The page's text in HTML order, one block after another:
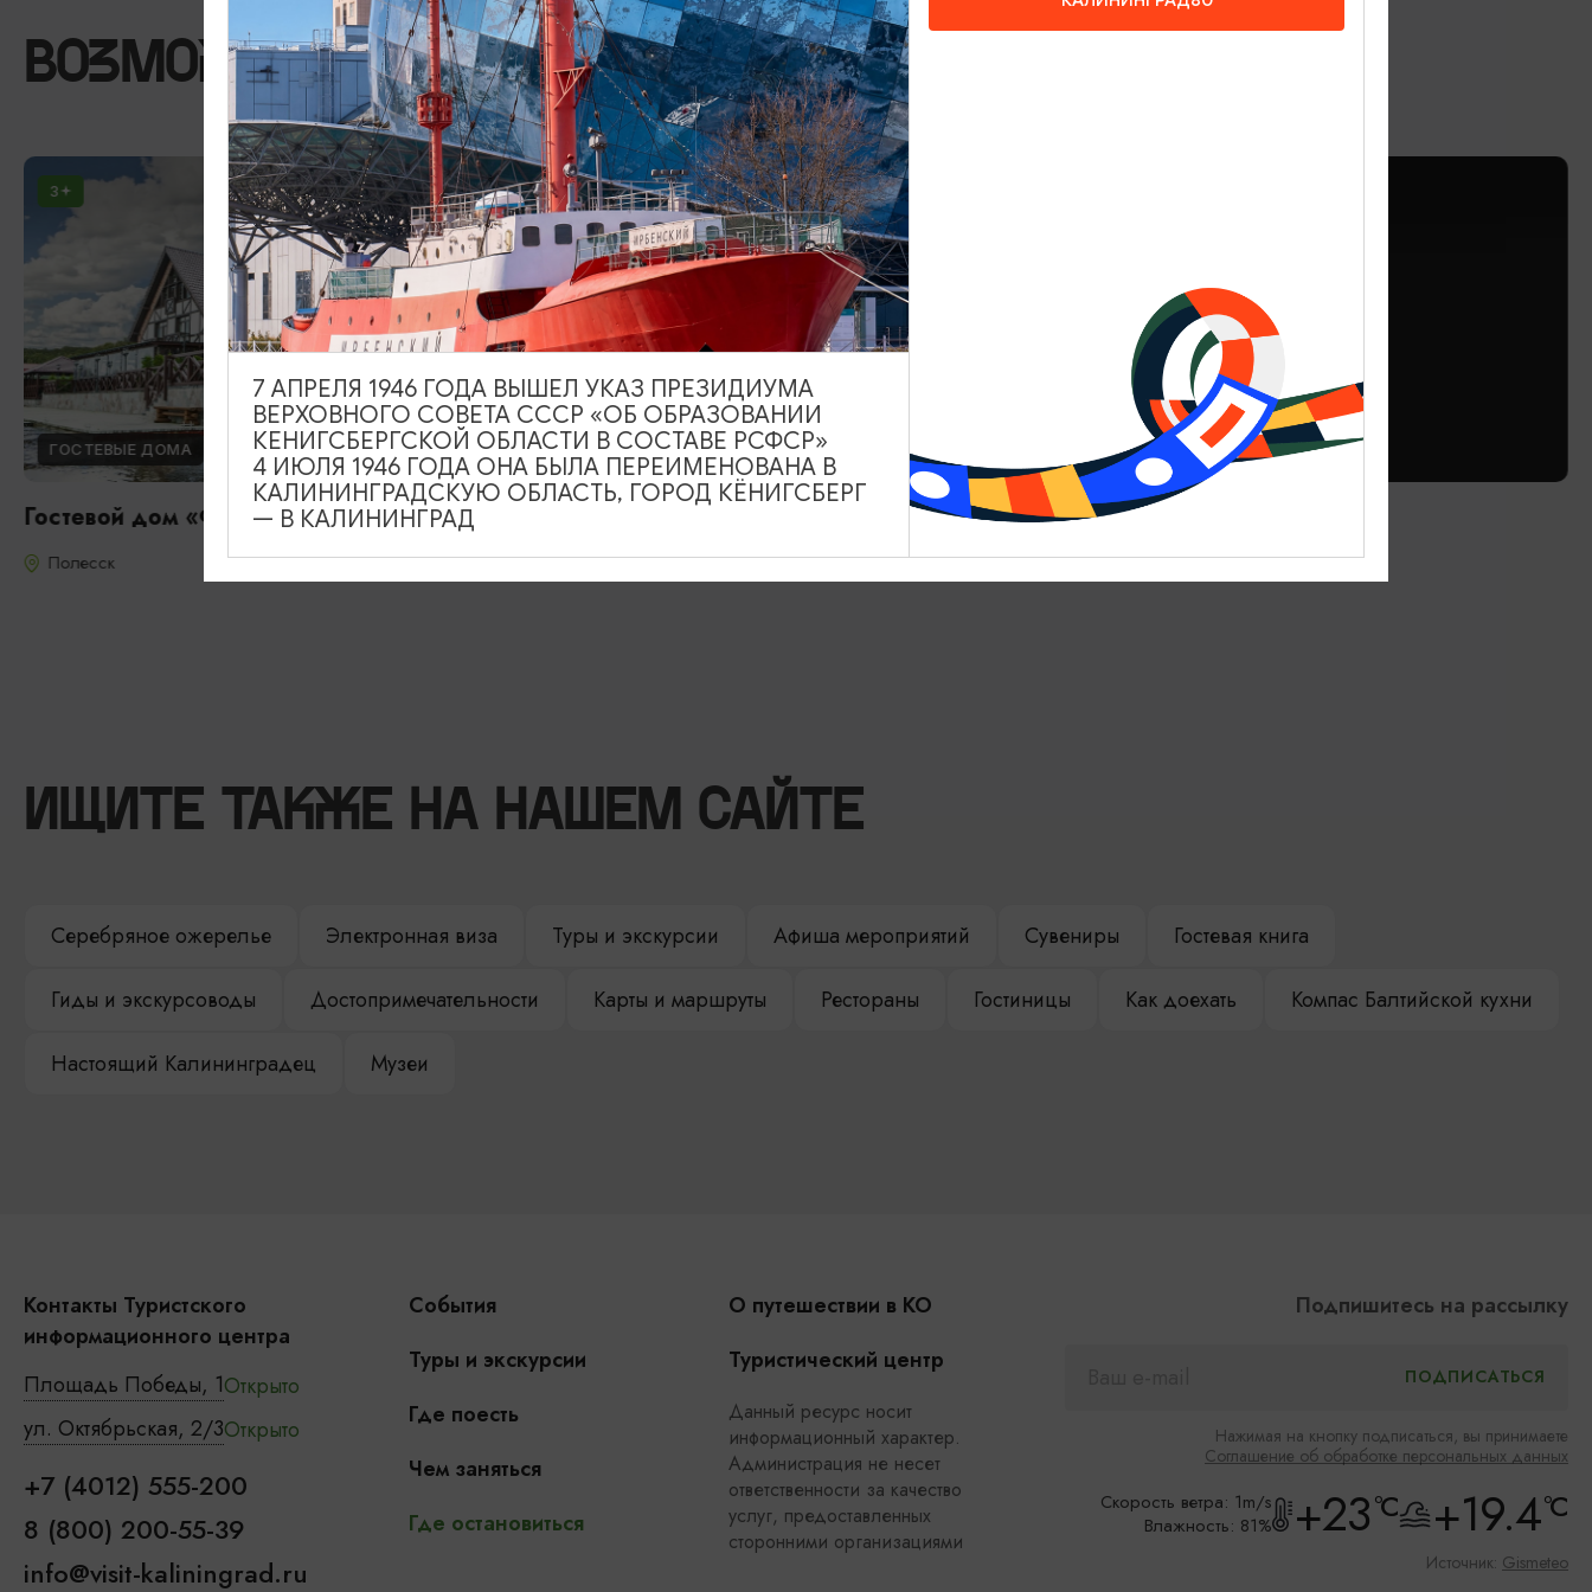
ВОЗМОЖНО ВАС ЗАИНТЕРЕСУЕТ
3
ГОСТЕВЫЕ ДОМА
Гостевой дом «Фишдорф»
Полесск
4
ОТЕЛИ, ГОСТИНИЦЫ
Замок Романовски
Гвардейск
ОТЕЛИ, ГОСТИНИЦЫ
Аура
Куршская коса
ИЩИТЕ ТАКЖЕ НА НАШЕМ САЙТЕ
Серебряное ожерелье Электронная виза Туры и экскурсии Афиша мероприятий Сувениры Гостевая книга
Гиды и экскурсоводы Достопримечательности Карты и маршруты Рестораны Гостиницы Как доехать Компас Балтийской кухни
Настоящий Калининградец Музеи
Контакты Туристского
информационного центра
Площадь Победы, 1Открыто
ул. Октябрьская, 2/3Открыто
+7 (4012) 555-200
8 (800) 200-55-39
info@visit-kaliningrad.ru
События
Туры и экскурсии
Где поесть
Чем заняться
Где остановиться
О путешествии в КО
Туристический центр
Данный ресурс носит
информационный характер.
Администрация не несет
ответственности за качество
услуг, предоставленных
сторонними организациями
Подпишитесь на рассылку
Нажимая на кнопку подписаться, вы принимаете
Соглашение об обработке персональных данных
Скорость ветра: 1m/s
Влажность: 81%
+23°C +19.4°C
Источник: Gismeteo
7 АПРЕЛЯ 1946 ГОДА ВЫШЕЛ УКАЗ ПРЕЗИДИУМА
ВЕРХОВНОГО СОВЕТА СССР «ОБ ОБРАЗОВАНИИ
КЕНИГСБЕРГСКОЙ ОБЛАСТИ В СОСТАВЕ РСФСР»
4 ИЮЛЯ 1946 ГОДА ОНА БЫЛА ПЕРЕИМЕНОВАНА В
КАЛИНИНГРАДСКУЮ ОБЛАСТЬ, ГОРОД КЁНИГСБЕРГ
— В КАЛИНИНГРАД